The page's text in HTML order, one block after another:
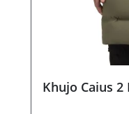
Khujo Caius